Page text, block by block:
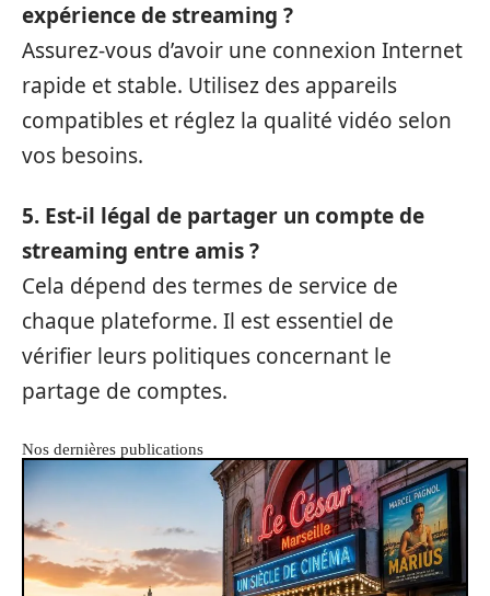
expérience de streaming ?
Assurez-vous d’avoir une connexion Internet
rapide et stable. Utilisez des appareils
compatibles et réglez la qualité vidéo selon
vos besoins.
5. Est-il légal de partager un compte de
streaming entre amis ?
Cela dépend des termes de service de
chaque plateforme. Il est essentiel de
vérifier leurs politiques concernant le
partage de comptes.
Nos dernières publications